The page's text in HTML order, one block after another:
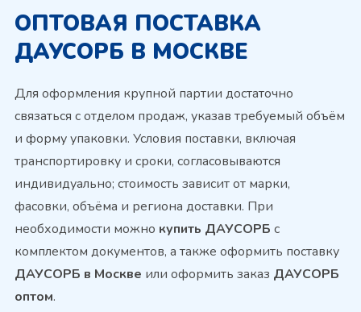
ОПТОВАЯ ПОСТАВКА
ДАУСОРБ В МОСКВЕ
Для оформления крупной партии достаточно
связаться с отделом продаж, указав требуемый объём
и форму упаковки. Условия поставки, включая
транспортировку и сроки, согласовываются
индивидуально; стоимость зависит от марки,
фасовки, объёма и региона доставки. При
необходимости можно купить ДАУСОРБ с
комплектом документов, а также оформить поставку
ДАУСОРБ в Москве или оформить заказ ДАУСОРБ
оптом.